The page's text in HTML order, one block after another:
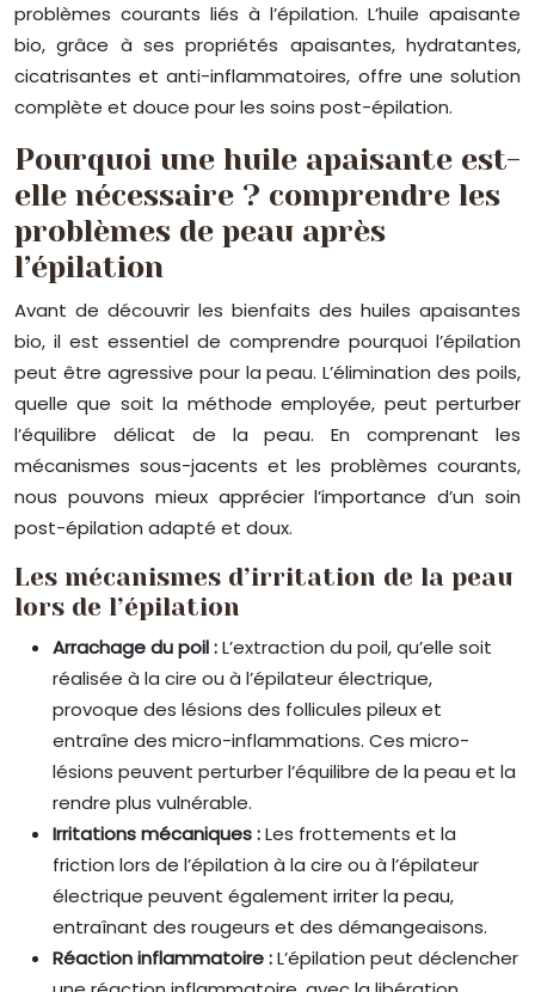
problèmes courants liés à l’épilation. L’huile apaisante
bio, grâce à ses propriétés apaisantes, hydratantes,
cicatrisantes et anti-inflammatoires, offre une solution
complète et douce pour les soins post-épilation.
Pourquoi une huile apaisante est-
elle nécessaire ? comprendre les
problèmes de peau après
l’épilation
Avant de découvrir les bienfaits des huiles apaisantes
bio, il est essentiel de comprendre pourquoi l’épilation
peut être agressive pour la peau. L’élimination des poils,
quelle que soit la méthode employée, peut perturber
l’équilibre délicat de la peau. En comprenant les
mécanismes sous-jacents et les problèmes courants,
nous pouvons mieux apprécier l’importance d’un soin
post-épilation adapté et doux.
Les mécanismes d’irritation de la peau
lors de l’épilation
Arrachage du poil :L’extraction du poil, qu’elle soit
réalisée à la cire ou à l’épilateur électrique,
provoque des lésions des follicules pileux et
entraîne des micro-inflammations. Ces micro-
lésions peuvent perturber l’équilibre de la peau et la
rendre plus vulnérable.
Irritations mécaniques :Les frottements et la
friction lors de l’épilation à la cire ou à l’épilateur
électrique peuvent également irriter la peau,
entraînant des rougeurs et des démangeaisons.
Réaction inflammatoire :L’épilation peut déclencher